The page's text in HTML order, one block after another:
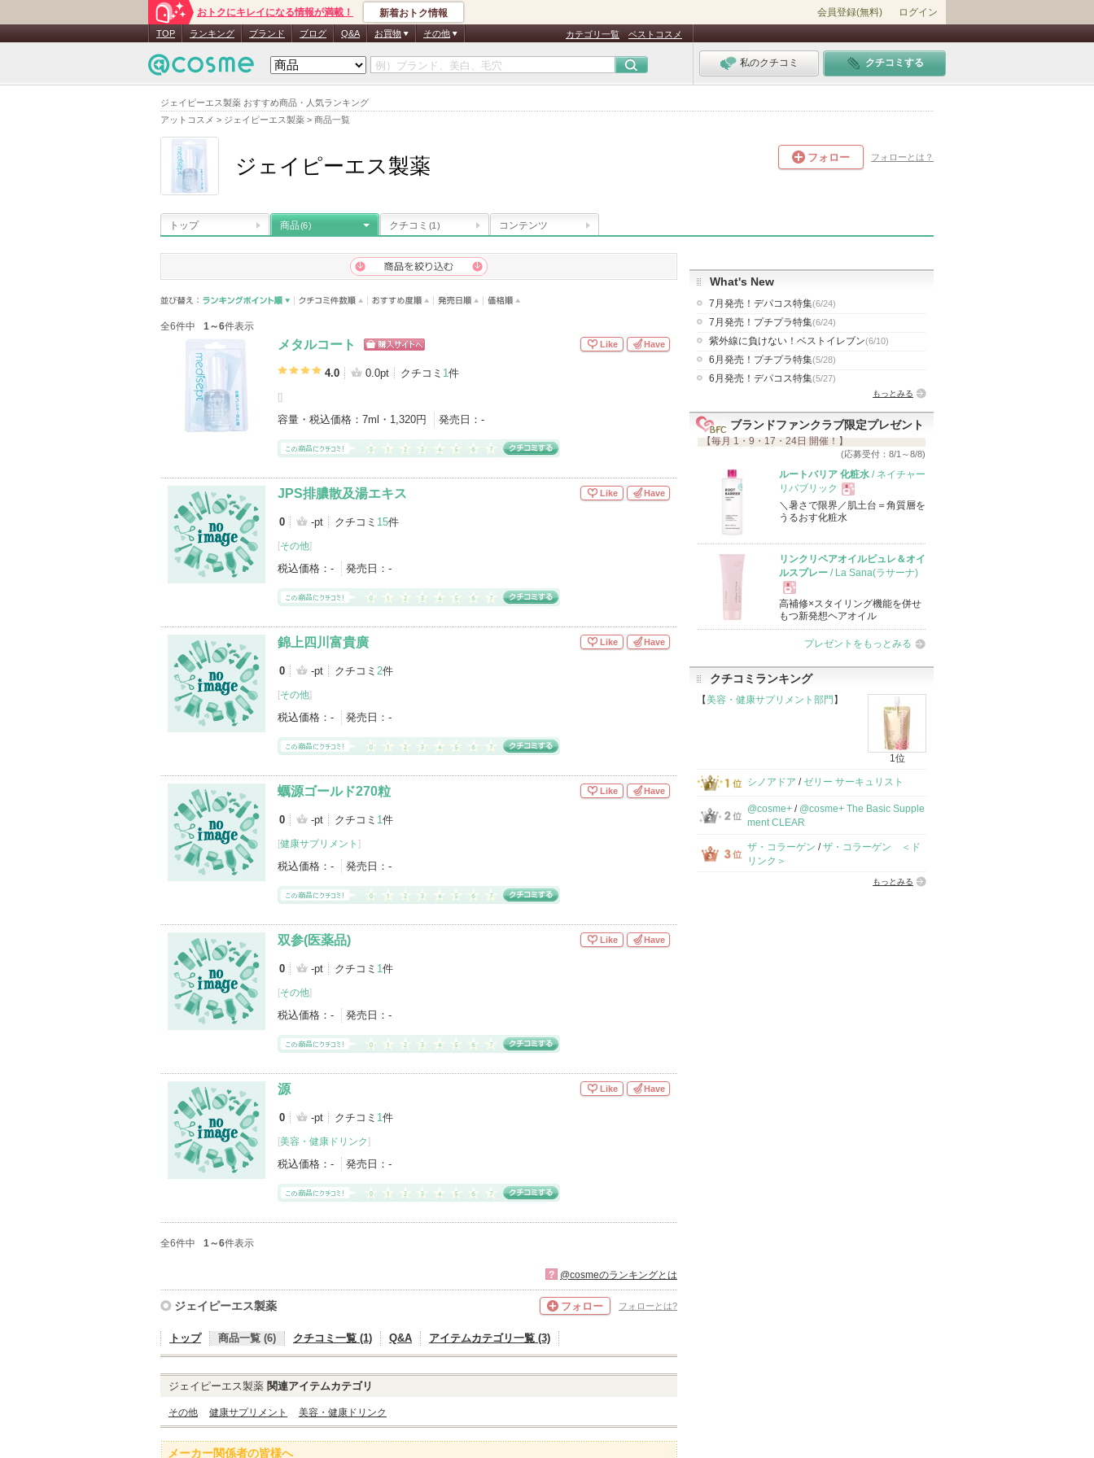
ジェイピーエス製薬 おすすめ商品・人気ランキング
アットコスメ > ジェイピーエス製薬 > 商品一覧
おトクにキレイになる情報が満載！ 新着おトク情報 会員登録(無料) ログイン
TOP ランキング ブランド ブログ Q&A お買物 その他 カテゴリ一覧 ベストコスメ
私のクチコミ クチコミする
ジェイピーエス製薬 フォロー フォローとは？
トップ 商品(6) クチコミ (1) コンテンツ
全6件中 1～6件表示
メタルコート
グサイトへ
4.0 0.0pt クチコミ 1件
[]
容量・税込価格： 7ml・1,320円 発売日： -
Like Have
JPS排膿散及湯エキス
0 -pt クチコミ 15件
[その他]
税込価格： - 発売日： -
Like Have
錦上四川富貴廣
0 -pt クチコミ 2件
[その他]
税込価格： - 発売日： -
Like Have
蠣源ゴールド270粒
0 -pt クチコミ 1件
[健康サプリメント ]
税込価格： - 発売日： -
Like Have
双参(医薬品)
0 -pt クチコミ 1件
[その他]
税込価格： - 発売日： -
Like Have
源
0 -pt クチコミ 1件
[美容・健康ドリンク]
税込価格： - 発売日： -
Like Have
全6件中 1～6件表示
? @cosmeのランキングとは
ジェイピーエス製薬 フォロー フォローとは?
トップ 商品一覧 (6) クチコミ一覧 (1) Q&A アイテムカテゴリ一覧 (3)
ジェイピーエス製薬 関連アイテムカテゴリ
その他 健康サプリメント 美容・健康ドリンク
メーカー関係者の皆様へ
What's New
7月発売！デパコス特集(6/24)
7月発売！プチプラ特集(6/24)
紫外線に負けない！ベストイレブン(6/10)
6月発売！プチプラ特集(5/28)
6月発売！デパコス特集(5/27)
もっとみる
ブランドファンクラブ限定プレゼント
【毎月 1・9・17・24日 開催！】
(応募受付：8/1～8/8)
ルートバリア 化粧水 / ネイチャー
リパブリック
現
品
＼暑さで限界／肌土台＝角質層を
うるおす化粧水
リンクリペアオイルピュレ＆オイ
ルスプレー / La Sana(ラサーナ)
現
高補修×スタイリング機能を併せ
もつ新発想ヘアオイル
プレゼントをもっとみる
クチコミランキング
【美容・健康サプリメント部門 】
1位
シノアドア /ゼリー サーキュリスト
@cosme+ / @cosme+ The Basic Supple
ment CLEAR
ザ・コラーゲン /ザ・コラーゲン ＜ド
リンク＞
もっとみる